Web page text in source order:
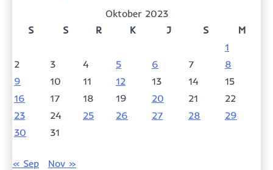
Oktober 2023
S
S R K J S
M
1
2
3 4 5 6 7
8
9
10 11 12 13 14
15
16
17 18 19 20 21
22
23
24 25 26 27 28
29
30
31
« Sep Nov »